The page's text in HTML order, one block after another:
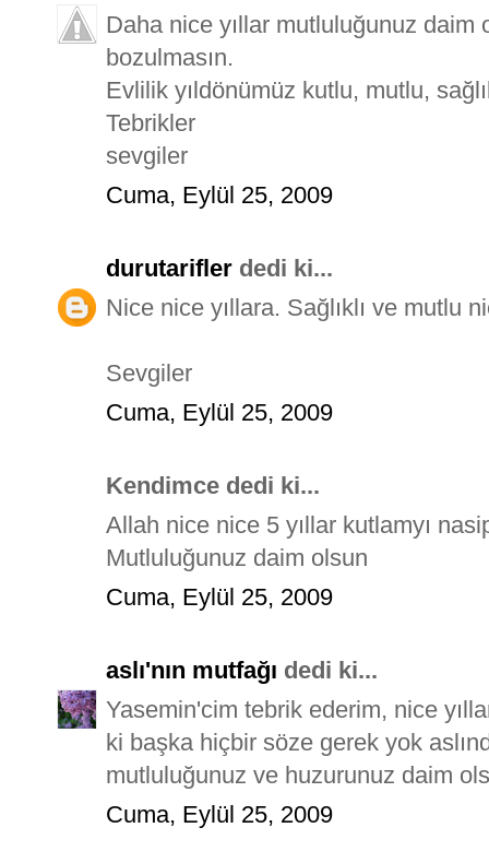
Daha nice yıllar mutluluğunuz daim
bozulmasın.
Evlilik yıldönümüz kutlu, mutlu,
Tebrikler
sevgiler
Cuma, Eylül 25, 2009
durutarifler dedi ki...
Nice nice yıllara. Sağlıklı ve mutlu
Sevgiler
Cuma, Eylül 25, 2009
Kendimce dedi ki...
Allah nice nice 5 yıllar kutlamyı
Mutluluğunuz daim olsun
Cuma, Eylül 25, 2009
aslı'nın mutfağı dedi ki...
Yasemin'cim tebrik ederim, nice
ki başka hiçbir söze gerek yok
mutluluğunuz ve huzurunuz daim
Cuma, Eylül 25, 2009